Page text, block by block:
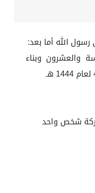
رسول الله أما بعد:
والعشرون وبناء
شخص واحد